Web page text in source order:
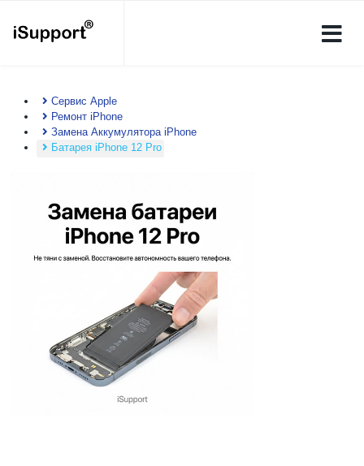
Сервис Apple
Ремонт iPhone
Замена Аккумулятора iPhone
Батарея iPhone 12 Pro